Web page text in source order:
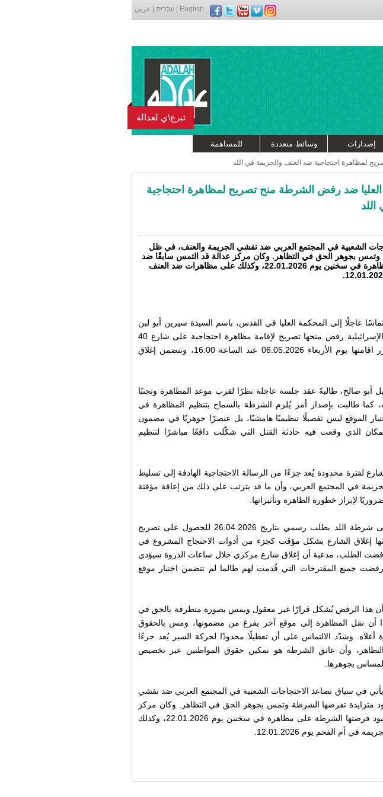
English עברית عربي
إصدارات وسائط متعددة للمساهمة
تبرع\ي لعدالة
لمظاهرة احتجاجية ضد العنف والجريمة في اللد
ضد رفض الشرطة منح تصريح لمظاهرة احتجاجية
الشعبية في المجتمع العربي ضد تفشي الجريمة والعنف، في ظل
وتمس بجوهر الحق في التظاهر. وكان مركز عدالة قد التمس سابقًا ضد
قيود فرضتها الشرطة على مظاهرة في سخنين يوم 22.01.2026، وكذلك على مظاهرات ضد العنف
عاجلًا إلى المحكمة العليا في القدس، باسم السيدة سيرين أبو لبن
من اللد، ضد قرار الشرطة الإسرائيلية رفض منحها تصريح لإقامة مظاهرة احتجاجية على شارع 40
(مفترق أحي سيمخ)، والمقرر اقامتها يوم الأربعاء 06.05.2026 عند الساعة 16:00، وتتضمن إغلاق
أبو صالح، طالبةً عقد جلسة عاجلة نظرًا لقرب موعد المظاهرة وتجنبًا
كما طالبت بإصدار أمر يُلزم الشرطة بالسماح بتنظيم المظاهرة في
الموقع ليس تفصيلًا تنظيميًا هامشيًا، بل عنصرًا جوهريًا في مضمون
الذي وقعت فيه حادثة القتل التي شكّلت دافعًا مباشرًا لتنظيم
لفترة محدودة يُعد جزءًا من الرسالة الاحتجاجية الهادفة إلى تسليط
في المجتمع العربي، وأن ما قد يترتب على ذلك من إعاقة مؤقتة
لإبراز خطورة الظاهرة وتأثيراتها.
وكانت أبو لبن قد توجهت إلى شرطة اللد بطلب رسمي بتاريخ 26.04.2026 للحصول على تصريح
إغلاق الشارع بشكل مؤقت كجزء من أدوات الاحتجاج المشروع في
الطلب، مدعية أن إغلاق شارع مركزي خلال ساعات الذروة سيؤدي
ورفضت جميع المقترحات التي قُدمت لهم طالما لم تتضمن اختيار موقع
أن هذا الرفض يُشكل قرارًا غير معقول ويمس بصورة متطرفة بالحق في
أن نقل المظاهرة إلى موقع آخر يفرغ من مضمونها، ومس بالحقوق
أعلاه. وشدّد الالتماس على أن تعطيلًا محدودًا لحركة السير يُعد جزءًا
وأن عاتق الشرطة هو تمكين حقوق المواطنين عبر تخصيص
المساس بجوهرها.
يأتي في سياق تصاعد الاحتجاجات الشعبية في المجتمع العربي ضد تفشي
متزايدة تفرضها الشرطة وتمس بجوهر الحق في التظاهر. وكان مركز
عدالة قد التمس سابقًا ضد قيود فرضتها الشرطة على مظاهرة في سخنين يوم 22.01.2026، وكذلك
أم الفحم يوم 12.01.2026.